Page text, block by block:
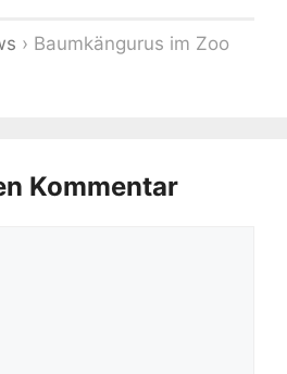
› Baumkängurus im Zoo
Kommentar